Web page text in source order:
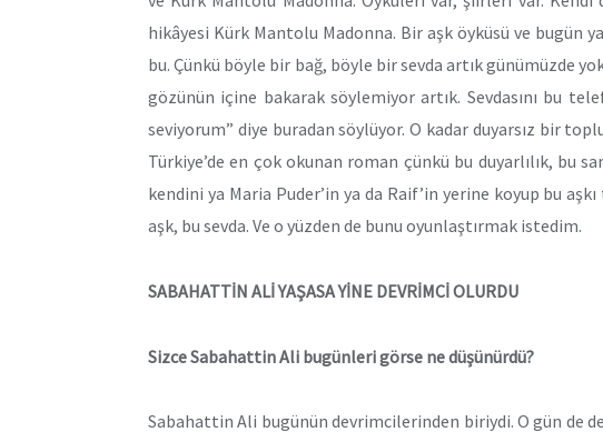
hikâyesi Kürk Mantolu Madonna. Bir aşk öyküsü ve bugün
bu. Çünkü böyle bir bağ, böyle bir sevda artık günümüzde
gözünün içine bakarak söylemiyor artık. Sevdasını bu
seviyorum” diye buradan söylüyor. O kadar duyarsız bir
Türkiye’de en çok okunan roman çünkü bu duyarlılık, bu
kendini ya Maria Puder’in ya da Raif’in yerine koyup bu
aşk, bu sevda. Ve o yüzden de bunu oyunlaştırmak istedim.
SABAHATTİN ALİ YAŞASA YİNE DEVRİMCİ OLURDU
Sizce Sabahattin Ali bugünleri görse ne düşünürdü?
Sabahattin Ali bugünün devrimcilerinden biriydi. O gün de